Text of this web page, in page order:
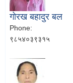
गोरख बहादुर बल
Phone:
९८५४०३९३१५